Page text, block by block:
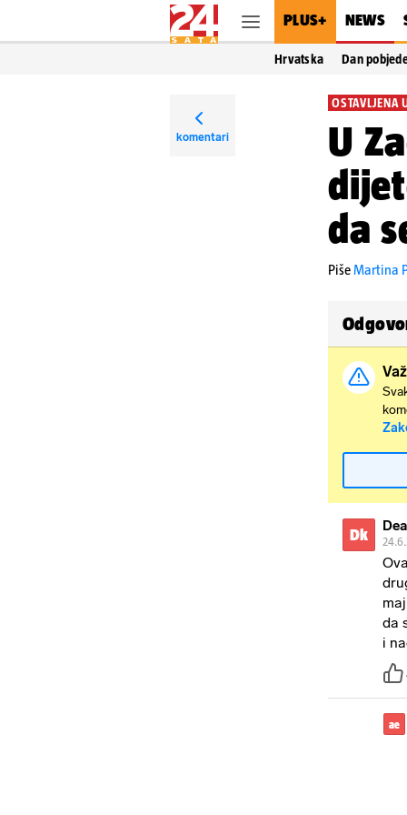
PLUS+ NEWS
Hrvatska Dan
komentari
OSTAVLJENA
U
da
PišeMartina
Dk
da
i
ae